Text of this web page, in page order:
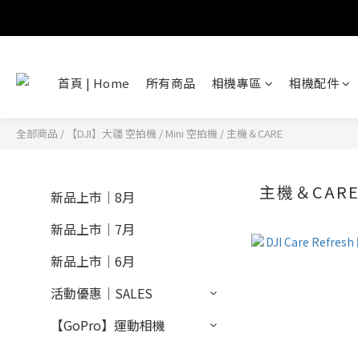
首頁 | Home 所有商品 相機專區 相機配件
全部商品 / 【DJI】大疆 空拍機 / Mini 空拍機 / 主機＆CARE
新品上市｜8月
新品上市｜7月
新品上市｜6月
活動優惠｜SALES
【GoPro】運動相機
主機＆CARE